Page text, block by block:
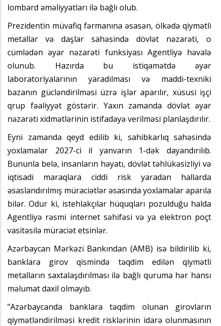
lombard əməliyyatları ilə bağlı olub.
Prezidentin müvafiq fərmanına əsasən, ölkədə qiymətli
metallar və daşlar sahəsində dövlət nəzarəti, o
cümlədən əyar nəzarəti funksiyası Agentliyə həvalə
olunub. Hazırda bu istiqamətdə əyar
laboratoriyalarının yaradılması və maddi-texniki
bazanın gücləndirilməsi üzrə işlər aparılır, xüsusi işçi
qrup fəaliyyət göstərir. Yaxın zamanda dövlət əyar
nəzarəti xidmətlərinin istifadəyə verilməsi planlaşdırılır.
Eyni zamanda qeyd edilib ki, sahibkarlıq sahəsində
yoxlamalar 2027-ci il yanvarın 1-dək dayandırılıb.
Bununla belə, insanların həyatı, dövlət təhlükəsizliyi və
iqtisadi maraqlara ciddi risk yaradan hallarda
əsaslandırılmış müraciətlər əsasında yoxlamalar aparıla
bilər. Odur ki, istehlakçılar hüquqları pozulduğu halda
Agentliyə rəsmi internet səhifəsi və ya elektron poçt
vasitəsilə müraciət etsinlər.
Azərbaycan Mərkəzi Bankından (AMB) isə bildirilib ki,
banklara girov qismində təqdim edilən qiymətli
metalların saxtalaşdırılması ilə bağlı quruma hər hansı
məlumat daxil olmayıb.
"Azərbaycanda banklara təqdim olunan girovların
qiymətləndirilməsi kredit risklərinin idarə olunmasının